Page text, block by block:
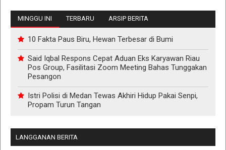
MINGGU INI TERBARU ARSIP BERITA
10 Fakta Paus Biru, Hewan Terbesar di Bumi
Said Iqbal Respons Cepat Aduan Eks Karyawan Riau
Pos Group, Fasilitasi Zoom Meeting Bahas Tunggakan
Pesangon
Istri Polisi di Medan Tewas Akhiri Hidup Pakai Senpi,
Propam Turun Tangan
LANGGANAN BERITA